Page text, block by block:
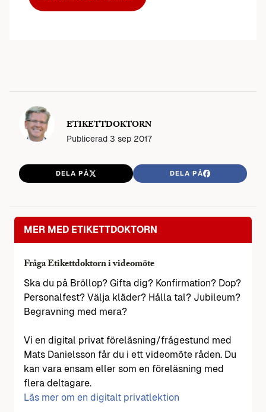
ETIKETTDOKTORN
Publicerad 3 sep 2017
DELA PÅ DELA PÅ
MER MED ETIKETTDOKTORN
Fråga Etikettdoktorn i videomöte
Ska du på Bröllop? Gifta dig? Konfirmation? Dop?
Personalfest? Välja kläder? Hålla tal? Jubileum?
Begravning med mera?
Vi en digital privat föreläsning/frågestund med
Mats Danielsson får du i ett videomöte råden. Du
kan vara ensam eller som en föreläsning med
flera deltagare.
Läs mer om en digitalt privatlektion